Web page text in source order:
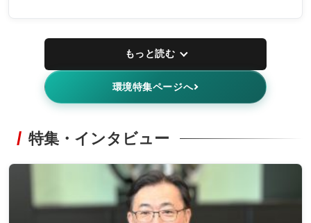
もっと読む
環境特集ページへ
特集・インタビュー